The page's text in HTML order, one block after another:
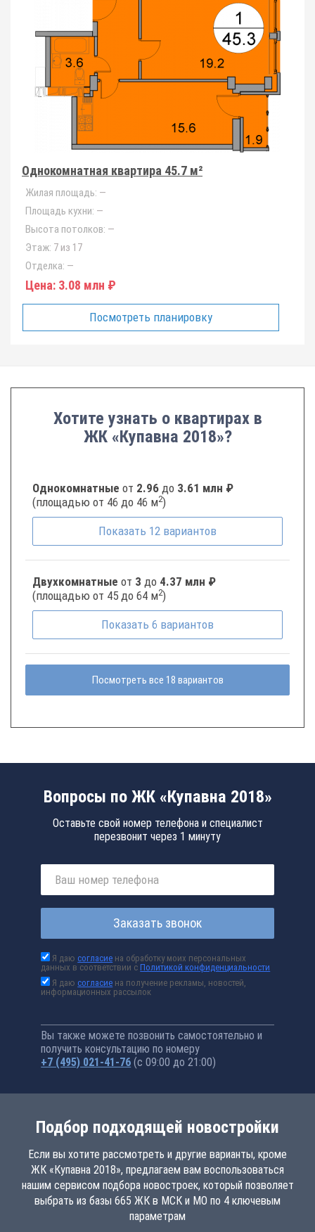
Однокомнатная квартира 45.7 м²
Жилая площадь: —
Площадь кухни: —
Высота потолков: —
Этаж: 7 из 17
Отделка: —
Цена: 3.08 млн ₽
Посмотреть планировку
Хотите узнать о квартирах в
ЖК «Купавна 2018»?
Однокомнатные от 2.96 до 3.61 млн ₽
(площадью от 46 до 46 м2)
Показать 12 вариантов
Двухкомнатные от 3 до 4.37 млн ₽
(площадью от 45 до 64 м2)
Показать 6 вариантов
Посмотреть все 18 вариантов
Вопросы по ЖК «Купавна 2018»
Оставьте свой номер телефона и специалист
перезвонит через 1 минуту
Заказать звонок
Я даюсогласие на обработку моих персональных
данных в соответствии сПолитикой конфиденциальности
Я даюсогласие на получение рекламы, новостей,
информационных рассылок
Вы также можете позвонить самостоятельно и
получить консультацию по номеру
+7 (495) 021-41-76 (с 09:00 до 21:00)
Подбор подходящей новостройки
Если вы хотите рассмотреть и другие варианты, кроме
ЖК «Купавна 2018», предлагаем вам воспользоваться
нашим сервисом подбора новостроек, который позволяет
выбрать из базы 665 ЖК в МСК и МО по 4 ключевым
параметрам